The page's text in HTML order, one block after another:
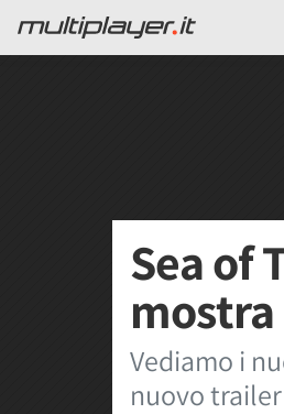
Sea of
Vediamo i
nuovo trailer